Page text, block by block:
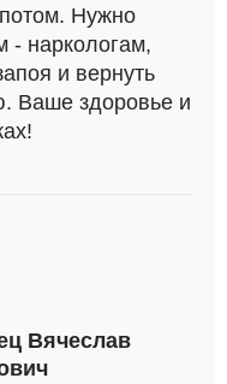
Нужно
- наркологам,
и вернуть
Ваше здоровье и
Вячеслав